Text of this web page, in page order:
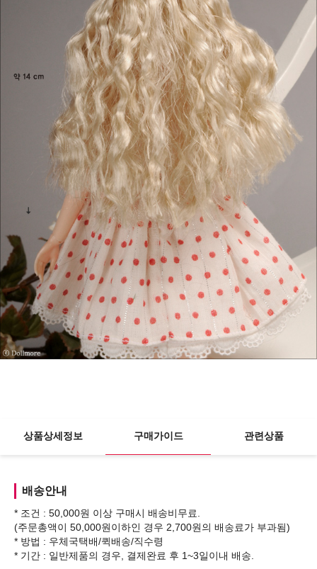
상품상세정보 구매가이드 관련상품
배송안내
* 조건 : 50,000원 이상 구매시 배송비무료.
(주문총액이 50,000원이하인 경우 2,700원의 배송료가 부과됨)
* 방법 : 우체국택배/퀵배송/직수령
* 기간 : 일반제품의 경우, 결제완료 후 1~3일이내 배송.